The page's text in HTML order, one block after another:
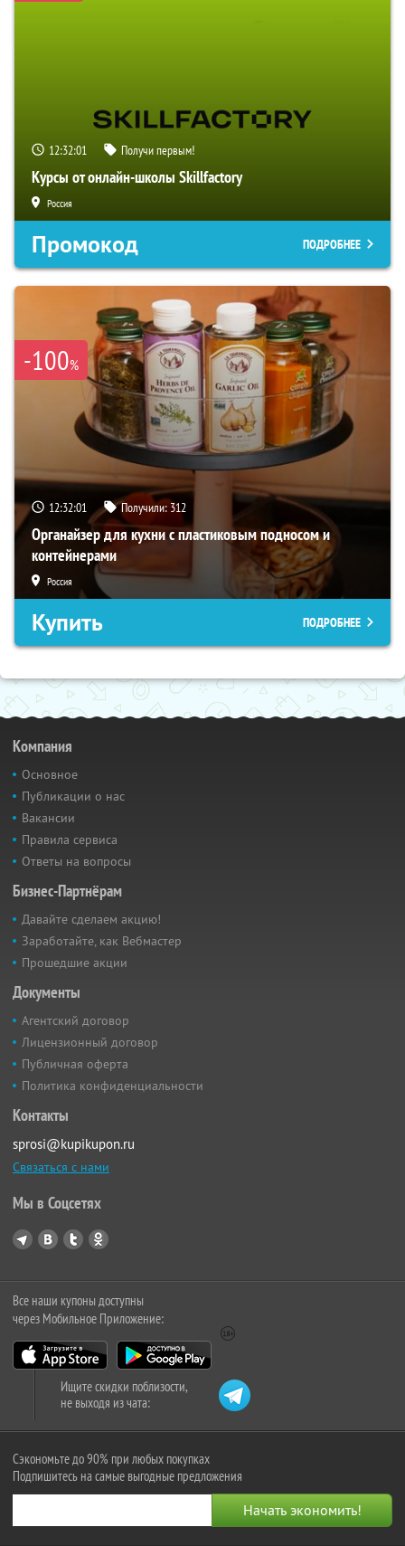
12:32:00 Получи первым!
Курсы от онлайн-школы Skillfactory
Россия
Промокод ПОДРОБНЕЕ
-100%
12:32:00 Получили: 312
Органайзер для кухни с пластиковым подносом и
контейнерами
Россия
Купить ПОДРОБНЕЕ
Компания
Основное
Публикации о нас
Вакансии
Правила сервиса
Ответы на вопросы
Бизнес-Партнёрам
Давайте сделаем акцию!
Заработайте, как Вебмастер
Прошедшие акции
Документы
Агентский договор
Лицензионный договор
Публичная оферта
Политика конфиденциальности
Контакты
sprosi@kupikupon.ru
Связаться с нами
Мы в Соцсетях
Все наши купоны доступны
через Мобильное Приложение:
Ищите скидки поблизости,
не выходя из чата:
Сэкономьте до 90% при любых покупках
Подпишитесь на самые выгодные предложения